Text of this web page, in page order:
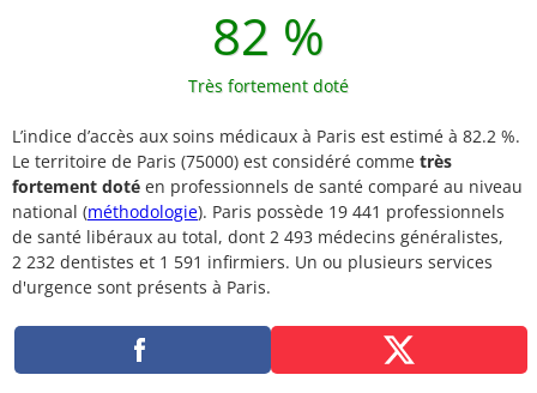
82 %
Très fortement doté
L’indice d’accès aux soins médicaux à Paris est estimé à 82.2 %.
Le territoire de Paris (75000) est considéré comme très
fortement doté en professionnels de santé comparé au niveau
national (méthodologie). Paris possède 19 441 professionnels
de santé libéraux au total, dont 2 493 médecins généralistes,
2 232 dentistes et 1 591 infirmiers. Un ou plusieurs services
d'urgence sont présents à Paris.